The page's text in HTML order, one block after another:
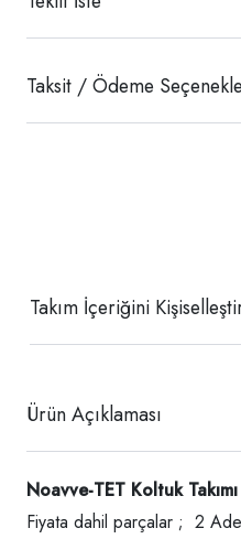
Taksit / Ödeme
Takım İçeriğini
Ürün Açıklaması
Noavve-TET Koltuk Takımı
Fiyata dahil parçalar ; 2